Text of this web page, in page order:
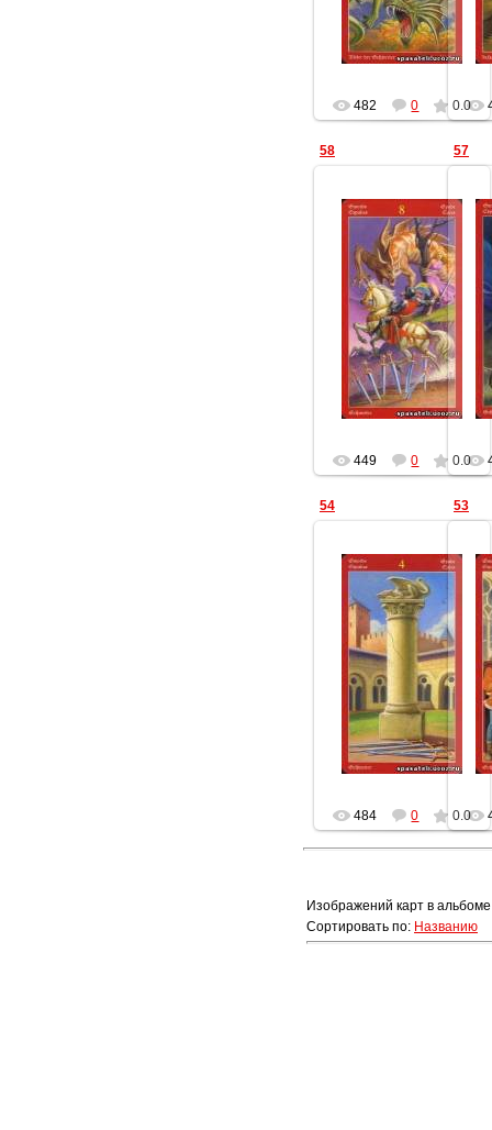
482 0 0.0
58
16.12.2012
Геката
449 0 0.0
57
54
16.12.2012
Геката
484 0 0.0
53
Изображений карт в альбоме
Сортировать по: Названию